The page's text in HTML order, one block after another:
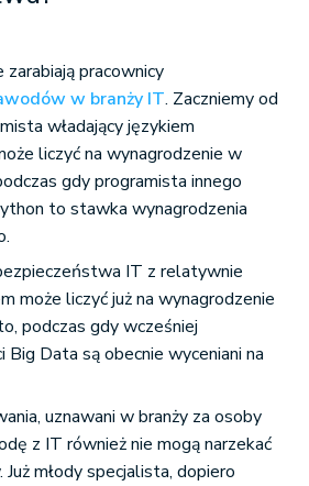
pracownicy
w branży IT. Zaczniemy od
władający językiem
liczyć na wynagrodzenie w
gdy programista innego
to stawka wynagrodzenia
IT z relatywnie
może liczyć już na wynagrodzenie
podczas gdy wcześniej
Big Data są obecnie wyceniani na
uznawani w branży za osoby
z IT również nie mogą narzekać
młody specjalista, dopiero